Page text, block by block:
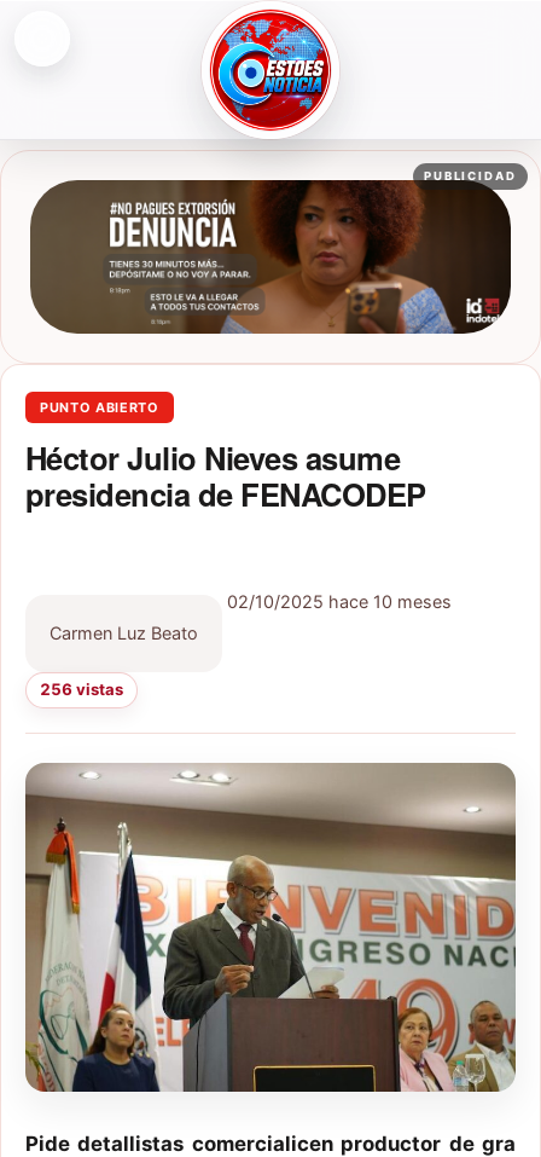
ESTOESNOTICIA|NOTICIAS
PUBLICIDAD
PUNTO ABIERTO
Héctor Julio Nieves asume
presidencia de FENACODEP
Carmen Luz Beato
02/10/2025 hace 10 meses
256 vistas
Pide detallistas comercialicen productor de gra